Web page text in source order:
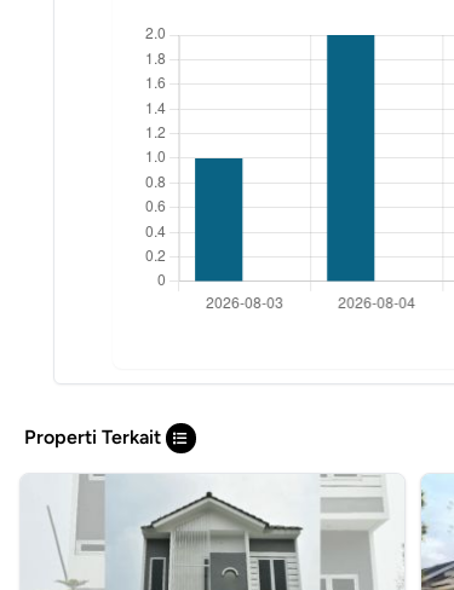
Properti Terkait